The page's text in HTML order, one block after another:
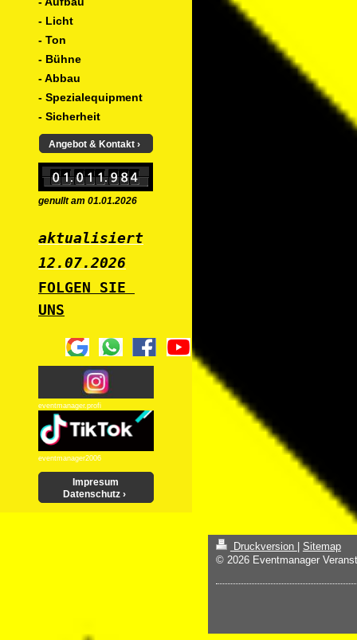
- Licht
- Ton
- Bühne
- Abbau
- Spezialequipment
- Sicherheit
Angebot & Kontakt
genullt am 01.01.2026
aktualisiert
12.07.2026
FOLGEN SIE
UNS
eventmanager.profi
eventmanager2006
Impresum
Datenschutz
Druckversion
Sitemap
© 2026 Eventmanager